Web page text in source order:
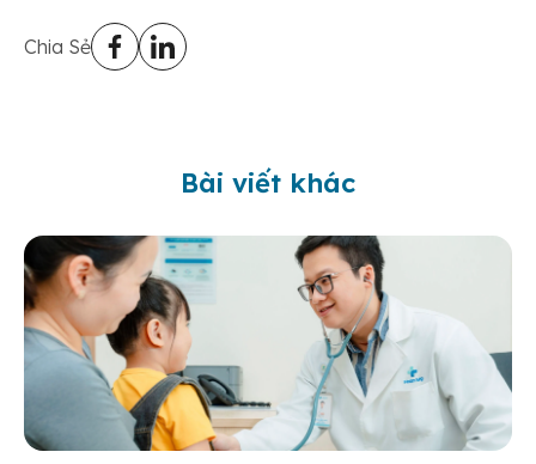
Chia Sẻ
Bài viết khác